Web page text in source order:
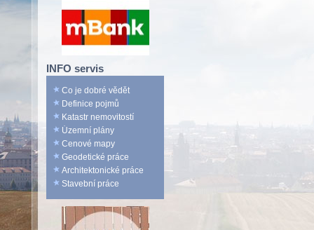
INFO servis
Co je dobré vědět
Definice pojmů
Katastr nemovitostí
Územní plány
Cenové mapy
Geodetické práce
Architektonické práce
Stavební práce